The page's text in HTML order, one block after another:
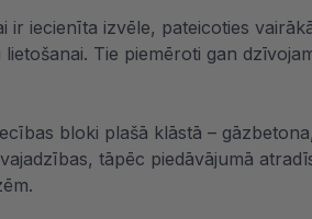
ir iecienīta izvēle, pateicoties
Tie piemēroti gan
bloki plašā klāstā –
tāpēc piedāvājumā